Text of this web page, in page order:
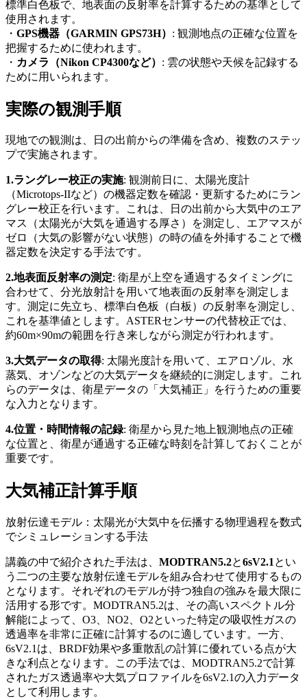
標準白色板で、地表面の反射率を計算するための基準として
使用されます。
・ GPS機器（GARMIN GPS73H） : 観測地点の正確な位置を
把握するために使われます。
・ カメラ（Nikon CP4300など） : 雲の状態や天候を記録する
ために用いられます。
実際の観測手順
現地での観測は、日の出前からの準備を含め、複数のステッ
プで実施されます。
1.ラングレー校正の実施: 観測前日に、太陽光度計
（Microtops-IIなど）の機器定数を確認・更新するためにラン
グレー校正を行います。これは、日の出前から大気中のエア
マス（太陽光が大気を通過する厚さ）を測定し、エアマスが
ゼロ（大気の影響がない状態）の時の値を外挿することで機
器定数を決定する手法です。
2.地表面反射率の測定: 衛星が上空を通過するタイミングに
合わせて、分光放射計を用いて地表面の反射率を測定しま
す。測定に先立ち、標準白色板（白板）の反射率を測定し、
これを基準値とします。 ASTERセンサーの代替校正では、
約60m×90mの範囲を行き来しながら測定が行われます。
3.大気データの取得: 太陽光度計を用いて、エアロゾル、水
蒸気、オゾンなどの大気データを継続的に測定します。これ
らのデータは、衛星データの「大気補正」を行うための重要
な入力となります。
4.位置・時間情報の記録: 衛星から見た地上観測地点の正確
な位置と、衛星が通過する正確な時刻を計算しておくことが
重要です。
大気補正計算手順
放射伝達モデル：太陽光が大気中を伝播する物理過程を数式
でシミュレーションする手法
講義の中で紹介された手法は、 MODTRAN5.2と6sV2.1 とい
う二つの主要な放射伝達モデルを組み合わせて使用するもの
となります。それぞれのモデルが持つ独自の強みを最大限に
活用する形です。 MODTRAN5.2は、その高いスペクトル分
解能によって、O3​、NO2​、O2​といった特定の吸収性ガスの
透過率を非常に正確に計算するのに適してい ます。一方、
6sV2.1 は、BRDF効果や多重散乱の計算に優れている点が大
きな利点となります。この手法では、MODTRAN5.2で計算
されたガス透過率や大気プロファイルを6sV2.1の入力データ
として利用 します。